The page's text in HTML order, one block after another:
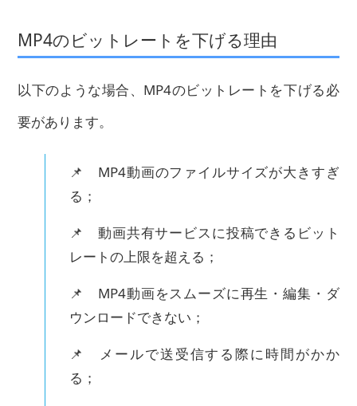
MP4のビットレートを下げる理由
以下のような場合、MP4のビットレートを下げる必
要があります。
📌 MP4動画のファイルサイズが大きすぎ
る；
📌 動画共有サービスに投稿できるビット
レートの上限を超える；
📌 MP4動画をスムーズに再生・編集・ダ
ウンロードできない；
📌 メールで送受信する際に時間がかか
る；